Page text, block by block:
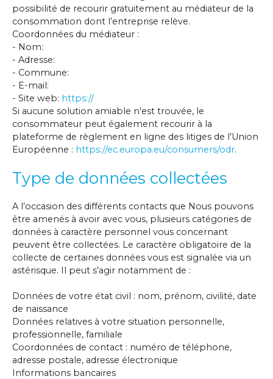
possibilité de recourir gratuitement au médiateur de la
consommation dont l’entreprise relève.
Coordonnées du médiateur :
- Nom:
- Adresse:
- Commune:
- E-mail:
- Site web: https://
Si aucune solution amiable n'est trouvée, le
consommateur peut également recourir à la
plateforme de règlement en ligne des litiges de l’Union
Européenne : https://ec.europa.eu/consumers/odr.
Type de données collectées
A l’occasion des différents contacts que Nous pouvons
être amenés à avoir avec vous, plusieurs catégories de
données à caractère personnel vous concernant
peuvent être collectées. Le caractère obligatoire de la
collecte de certaines données vous est signalée via un
astérisque. Il peut s’agir notamment de :
Données de votre état civil : nom, prénom, civilité, date
de naissance
Données relatives à votre situation personnelle,
professionnelle, familiale
Coordonnées de contact : numéro de téléphone,
adresse postale, adresse électronique
Informations bancaires